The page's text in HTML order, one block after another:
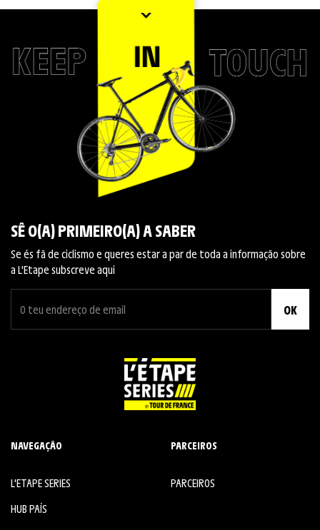
SÊ O(A) PRIMEIRO(A) A SABER
Se és fã de ciclismo e queres estar a par de toda a informação sobre
a L'Etape subscreve aqui
OK
NAVEGAÇÃO
L'ETAPE SERIES
HUB PAÍS
PARCEIROS
PARCEIROS